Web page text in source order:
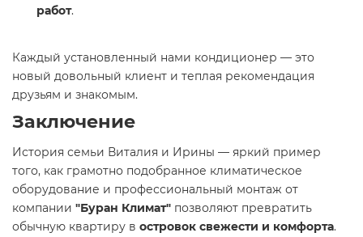
работ.
Каждый установленный нами кондиционер — это
новый довольный клиент и теплая рекомендация
друзьям и знакомым.
Заключение
История семьи Виталия и Ирины — яркий пример
того, как грамотно подобранное климатическое
оборудование и профессиональный монтаж от
компании "Буран Климат" позволяют превратить
обычную квартиру в островок свежести и комфорта.